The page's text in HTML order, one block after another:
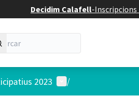
Decidim Calafell-Inscripcions
2023 Menú d'usuari
/